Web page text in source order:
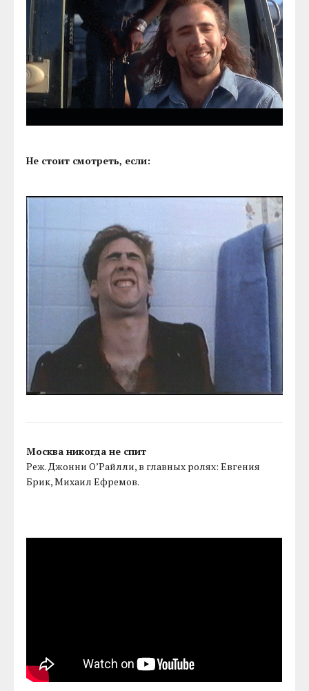
Не стоит смотреть, если:
Москва никогда не спит
Реж. Джонни О’Райлли, в главных ролях: Евгения
Брик, Михаил Ефремов.